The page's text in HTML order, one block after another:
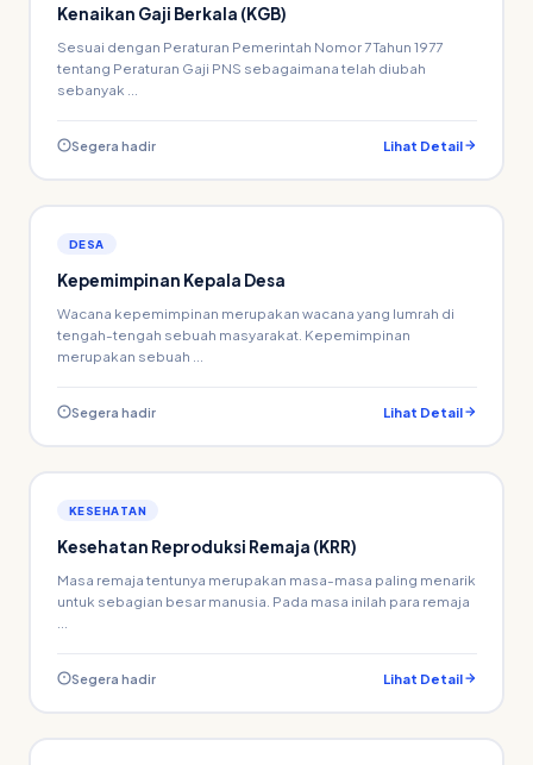
Kenaikan Gaji Berkala (KGB)
Sesuai dengan Peraturan Pemerintah Nomor 7 Tahun 1977
tentang Peraturan Gaji PNS sebagaimana telah diubah
sebanyak ...
Segera hadir Lihat Detail
DESA
Kepemimpinan Kepala Desa
Wacana kepemimpinan merupakan wacana yang lumrah di
tengah-tengah sebuah masyarakat. Kepemimpinan
merupakan sebuah ...
Segera hadir Lihat Detail
KESEHATAN
Kesehatan Reproduksi Remaja (KRR)
Masa remaja tentunya merupakan masa-masa paling menarik
untuk sebagian besar manusia. Pada masa inilah para remaja
Segera hadir Lihat Detail